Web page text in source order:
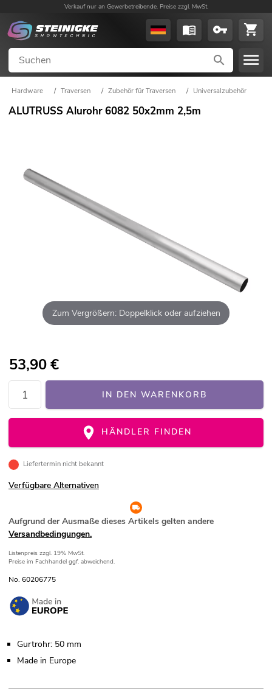
Verkauf nur an Gewerbetreibende. Preise zzgl. MwSt.
Hardware / Traversen / Zubehör für Traversen / Universalzubehör
ALUTRUSS Alurohr 6082 50x2mm 2,5m
Zum Vergrößern: Doppelklick oder aufziehen
53,90€
IN DEN WARENKORB
HÄNDLER FINDEN
Liefertermin nicht bekannt
Verfügbare Alternativen
Aufgrund der Ausmaße dieses Artikels gelten andere
Versandbedingungen.
Listenpreis zzgl. 19% MwSt.
Preise im Fachhandel ggf. abweichend.
No. 60206775
Gurtrohr: 50 mm
Made in Europe